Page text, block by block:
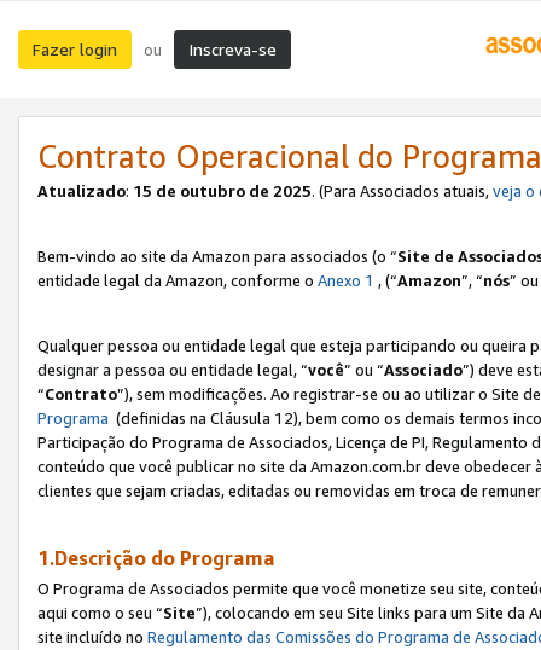
Fazer login ou Inscreva-se
Contrato Operacional do
Atualizado: 15 de outubro de 2025. (Para Associados atuais,veja o
Bem-vindo ao site da Amazon para associados (o “Site de
entidade legal da Amazon, conforme o Anexo 1 , (“Amazon”, “nós”
Qualquer pessoa ou entidade legal que esteja participando ou queira
designar a pessoa ou entidade legal, “você” ou “Associado”) deve
“Contrato”), sem modificações. Ao registrar-se ou ao utilizar o Site
Programa (definidas na Cláusula 12), bem como os demais termos
Participação do Programa de Associados, Licença de PI,
conteúdo que você publicar no site da Amazon.com.br deve
clientes que sejam criadas, editadas ou removidas em troca de
1.Descrição do Programa
O Programa de Associados permite que você monetize seu site,
aqui como o seu “Site”), colocando em seu Site links para um Site da
site incluído no Regulamento das Comissões do Programa de